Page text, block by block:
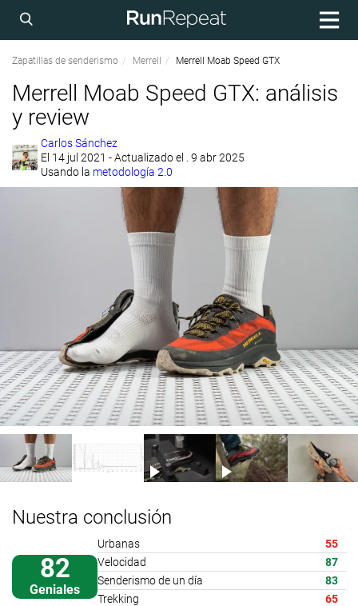
Zapatillas de senderismo Merrell Merrell Moab Speed GTX
Merrell Moab Speed GTX: análisis
y review
Carlos Sánchez
El 14 jul 2021 - Actualizado el . 9 abr 2025
Usando la metodología 2.0
Nuestra conclusión
82
Geniales
Urbanas
55
Velocidad
87
Senderismo de un día
83
Trekking
65